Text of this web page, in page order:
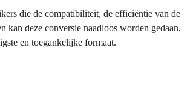
die de compatibiliteit, de efficiëntie van de
kan deze conversie naadloos worden gedaan,
en toegankelijke formaat.